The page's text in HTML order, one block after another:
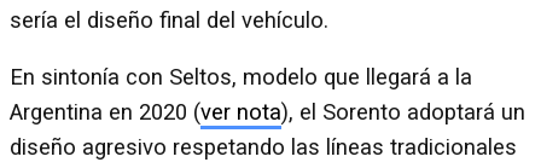
sería el diseño final del vehículo.
En sintonía con Seltos, modelo que llegará a la
Argentina en 2020 (ver nota), el Sorento adoptará un
diseño agresivo respetando las líneas tradicionales